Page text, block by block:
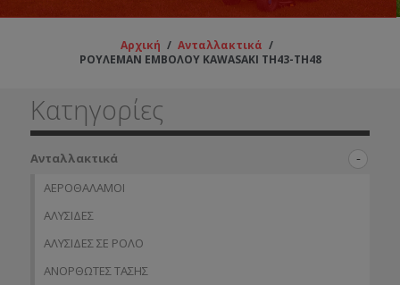
Αρχική / Ανταλλακτικά /
ΡΟΥΛΕΜΑΝ ΕΜΒΟΛΟΥ KAWASAKI TH43-TH48
Κατηγορίες
Ανταλλακτικά
ΑΕΡΟΘΑΛΑΜΟΙ
ΑΛΥΣΙΔΕΣ
ΑΛΥΣΙΔΕΣ ΣΕ ΡΟΛΟ
ΑΝΟΡΘΩΤΕΣ ΤΑΣΗΣ